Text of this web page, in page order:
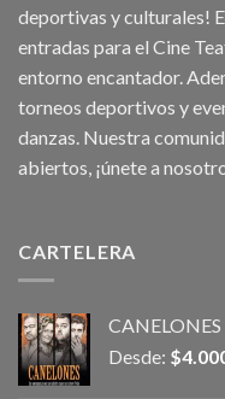
deportivas y culturales!
entradas para el Cine
entorno encantador.
torneos deportivos y
danzas. Nuestra
abiertos, ¡únete a
CARTELERA
CANELONES
Desde: $